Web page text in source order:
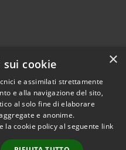
di feedback
Copyright © 2026 • Comune di
Bitonto • Powered by
×
cookie
e assimilati strettamente
e alla navigazione del sito,
al solo fine di elaborare
e anonime.
la cookie policy al seguente link